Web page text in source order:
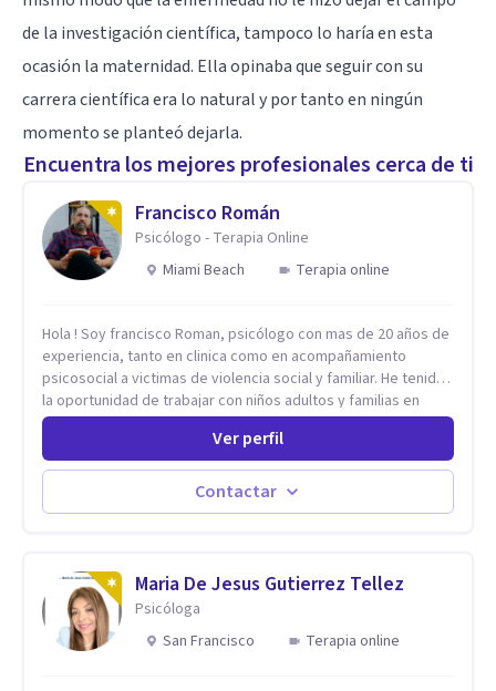
de la investigación científica, tampoco lo haría en esta
ocasión la maternidad. Ella opinaba que seguir con su
carrera científica era lo natural y por tanto en ningún
momento se planteó dejarla.
Encuentra los mejores profesionales cerca de ti
Francisco Román
Psicólogo - Terapia Online
Miami Beach
Terapia online
Hola ! Soy francisco Roman, psicólogo con mas de 20 años de
experiencia, tanto en clinica como en acompañamiento
psicosocial a victimas de violencia social y familiar. He tenido
la oportunidad de trabajar con niños adultos y familias en
todos los espacios y esto me ha dado un una variedad de
aprendizajes que ahora pongo a tu disposicion. En la
actualidad puedo atenderte de manera presencial y/o virtual,
de lunes a sabado. el costo de cada sesión lo acordamos en
el primer contacto
Ver perfil
Contactar
Maria De Jesus Gutierrez Tellez
Psicóloga
San Francisco
Terapia online